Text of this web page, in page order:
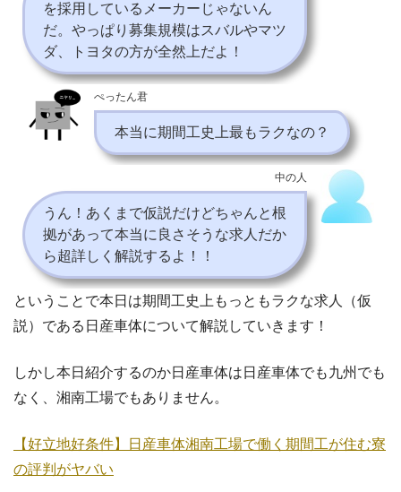
を採用しているメーカーじゃないん
だ。やっぱり募集規模はスバルやマツ
ダ、トヨタの方が全然上だよ！
ぺったん君
本当に期間工史上最もラクなの？
中の人
うん！あくまで仮説だけどちゃんと根
拠があって本当に良さそうな求人だか
ら超詳しく解説するよ！！
ということで本日は期間工史上もっともラクな求人（仮
説）である日産車体について解説していきます！
しかし本日紹介するのか日産車体は日産車体でも九州でも
なく、湘南工場でもありません。
【好立地好条件】日産車体湘南工場で働く期間工が住む寮
の評判がヤバい